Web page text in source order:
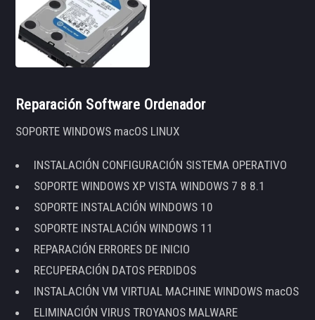
Reparación Software Ordenador
SOPORTE WINDOWS macOS LINUX
INSTALACIÓN CONFIGURACIÓN SISTEMA OPERATIVO
SOPORTE WINDOWS XP VISTA WINDOWS 7 8 8.1
SOPORTE INSTALACIÓN WINDOWS 10
SOPORTE INSTALACIÓN WINDOWS 11
REPARACIÓN ERRORES DE INICIO
RECUPERACIÓN DATOS PERDIDOS
INSTALACIÓN VM VIRTUAL MACHINE WINDOWS macOS
ELIMINACIÓN VIRUS TROYANOS MALWARE